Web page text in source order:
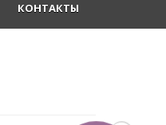
КОНТАКТЫ